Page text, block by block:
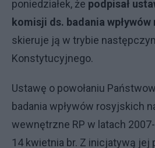
poniedziałek, że podpisał
komisji ds. badania
skieruje ją w trybie
Konstytucyjnego.
Ustawę o powołaniu
badania wpływów rosyjskich
wewnętrzne RP w latach
14 kwietnia br. Z inicjatywą jej